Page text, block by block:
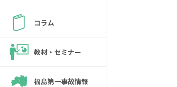
コラム
教材・セミナー
福島第一事故情報